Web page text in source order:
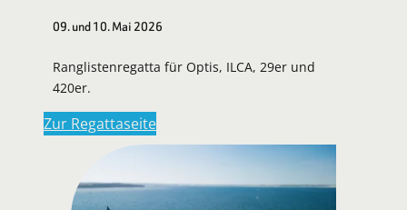
09. und 10. Mai 2026
Ranglistenregatta für Optis, ILCA, 29er und
420er.
Zur Regattaseite